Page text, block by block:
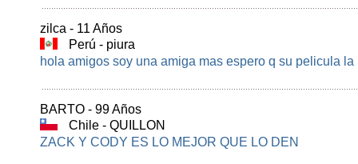
zilca - 11 Años
Perú - piura
hola amigos soy una amiga mas espero q su pelicula
BARTO - 99 Años
Chile - QUILLON
ZACK Y CODY ES LO MEJOR QUE LO DEN